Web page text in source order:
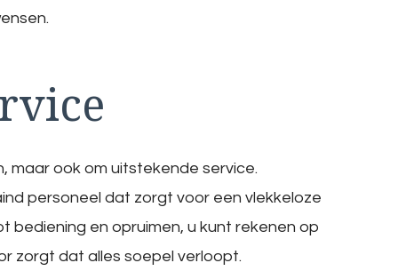
maar ook om uitstekende service.
personeel dat zorgt voor een vlekkeloze
bediening en opruimen, u kunt rekenen op
zorgt dat alles soepel verloopt.